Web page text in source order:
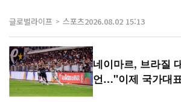
글로벌라이프 스포츠2026.08.02 15:13
네이마르, 브라질
언…"이제 국가대